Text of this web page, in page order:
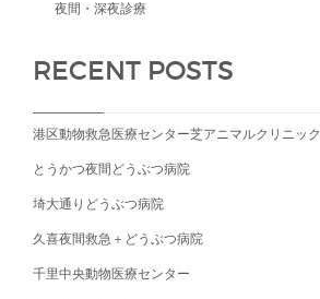
夜間・深夜診療
RECENT POSTS
港区動物救急医療センター芝アニマルクリニック
とうかつ夜間どうぶつ病院
埼大通りどうぶつ病院
久喜夜間救急＋どうぶつ病院
千里中央動物医療センター